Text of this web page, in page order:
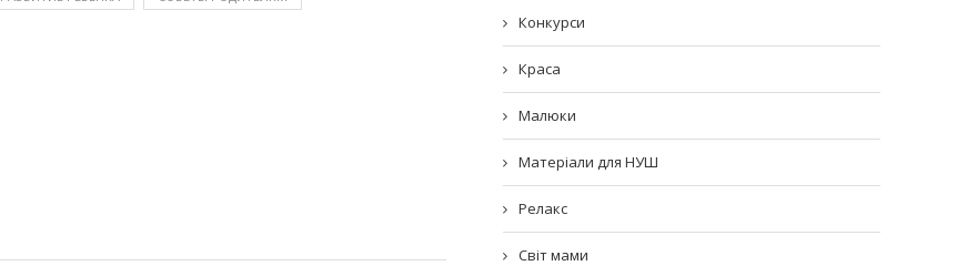
Конкурси
Краса
Малюки
Матеріали для НУШ
Релакс
Світ мами